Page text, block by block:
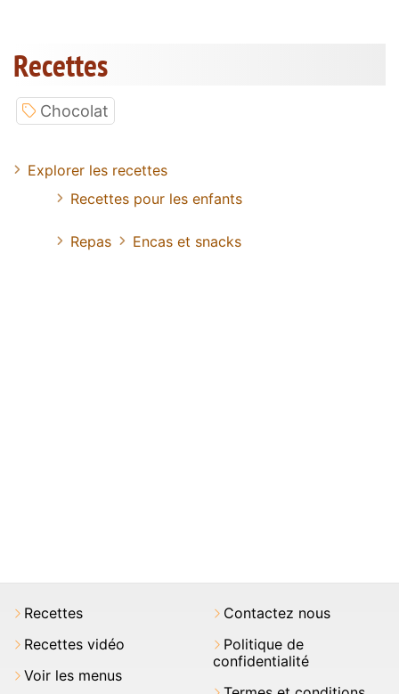
Recettes
Chocolat
Explorer les recettes
Recettes pour les enfants
Repas Encas et snacks
Recettes
Recettes vidéo
Voir les menus
Contactez nous
Politique de
confidentialité